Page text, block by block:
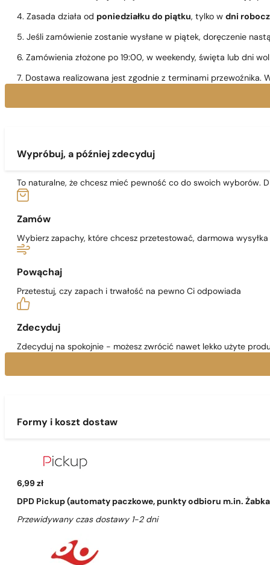
4. Zasada działa od poniedziałku do piątku, tylko w dni
5. Jeśli zamówienie zostanie wysłane w piątek, doręczenie
6. Zamówienia złożone po 19:00, w weekendy, święta lub dni
7. Dostawa realizowana jest zgodnie z terminami przewoźnika.
Wypróbuj, a później zdecyduj
To naturalne, że chcesz mieć pewność co do swoich wyborów.
Zamów
Wybierz zapachy, które chcesz przetestować, darmowa wysyłka
Powąchaj
Przetestuj, czy zapach i trwałość na pewno Ci odpowiada
Zdecyduj
Zdecyduj na spokojnie - możesz zwrócić nawet lekko użyte
Formy i koszt dostaw
6,99 zł
DPD Pickup (automaty paczkowe, punkty odbioru m.in.
Przewidywany czas dostawy 1-2 dni